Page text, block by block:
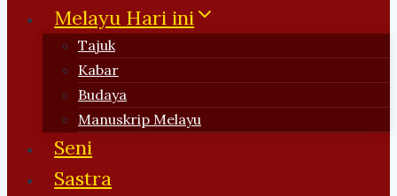
Melayu Hari ini
Tajuk
Kabar
Budaya
Manuskrip Melayu
Seni
Sastra